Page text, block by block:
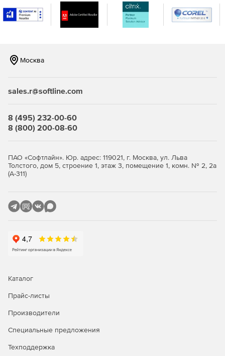
мониторинга серверов Windows, Linux, Solaris, HP UX и
IBM AIX.
SQL.
Мониторинг серверов на предмет нагрузки на
центральный процессор, память и жесткий диск,
сервисов, служб Windows, процессов,
файлов и папок.
Использование разнообразных инструментов
подключение к серверам и браузеру.
автоматизации бизнес-процессов.
Автоматизация исправления неполадок; запуск
Интеграция со службой HelpDesk для
Москва
sales.r@softline.com
8 (495) 232-00-60
8 (800) 200-08-60
ПАО «Софтлайн». Юр. адрес: 119021, г. Москва, ул. Льва
Толстого, дом 5, строение 1, этаж 3, помещение 1, комн. № 2, 2а
(А-311)
Каталог
Прайс-листы
Производители
Специальные предложения
Техподдержка